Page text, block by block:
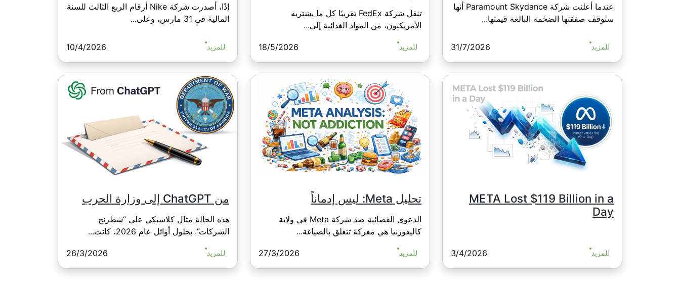
عندما أعلنت شركة Paramount Skydance أنها
ستوقف صفقتها الضخمة البالغة قيمتها...
للمزيد 31/7/2026
تنقل شركة FedEx تقريبًا كل ما يشتريه
الأمريكيون، من المواد الغذائية إلى...
للمزيد 18/5/2026
إذًا، أصدرت شركة Nike أرقام الربع الثالث للسنة
المالية في 31 مارس، وعلى...
للمزيد 10/4/2026
META Lost $119 Billion in a
Day
للمزيد 3/4/2026
تحليل Meta: ليس إدماناً
الدعوى القضائية ضد شركة Meta في ولاية
كاليفورنيا هي معركة تتعلق بالصياغة...
للمزيد 27/3/2026
من ChatGPT إلى وزارة الحرب
هذه الحالة مثال كلاسيكي على “شطرنج
الشركات”. بحلول أوائل عام 2026، كانت...
للمزيد 26/3/2026